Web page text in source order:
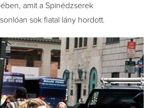
amit a Spinédzserek
sok fiatal lány hordott.